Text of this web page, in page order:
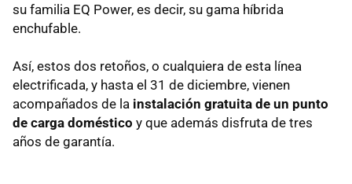
su familia EQ Power, es decir, su gama híbrida
enchufable.
Así, estos dos retoños, o cualquiera de esta línea
electrificada, y hasta el 31 de diciembre, vienen
acompañados de la instalación gratuita de un punto
de carga doméstico y que además disfruta de tres
años de garantía.